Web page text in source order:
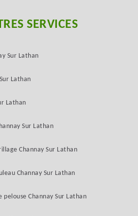
SERVICES
Sur Lathan
Lathan
Lathan
Sur Lathan
Channay Sur Lathan
Channay Sur Lathan
Channay Sur Lathan